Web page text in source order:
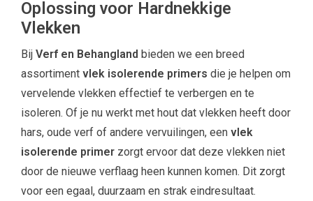
Oplossing voor Hardnekkige
Vlekken
Bij Verf en Behangland bieden we een breed
assortiment vlek isolerende primers die je helpen om
vervelende vlekken effectief te verbergen en te
isoleren. Of je nu werkt met hout dat vlekken heeft door
hars, oude verf of andere vervuilingen, een vlek
isolerende primer zorgt ervoor dat deze vlekken niet
door de nieuwe verflaag heen kunnen komen. Dit zorgt
voor een egaal, duurzaam en strak eindresultaat.